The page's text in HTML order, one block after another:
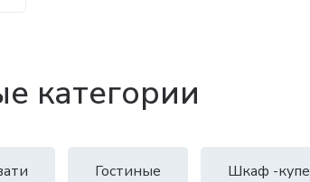
категории
Гостиные Шкаф -купе